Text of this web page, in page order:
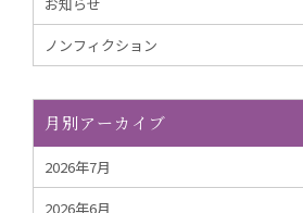
ノンフィクション
月別アーカイブ
2026年7月
2026年6月